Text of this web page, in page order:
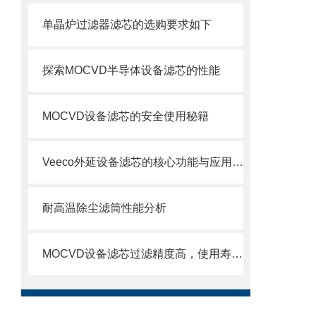
单晶炉过滤器滤芯的选购要求如下
探索MOCVD半导体设备滤芯的性能
MOCVD设备滤芯的安全使用秘籍
Veeco外延设备滤芯的核心功能与应用场景
耐高温除尘滤筒性能分析
MOCVD设备滤芯过滤精度高，使用寿命长